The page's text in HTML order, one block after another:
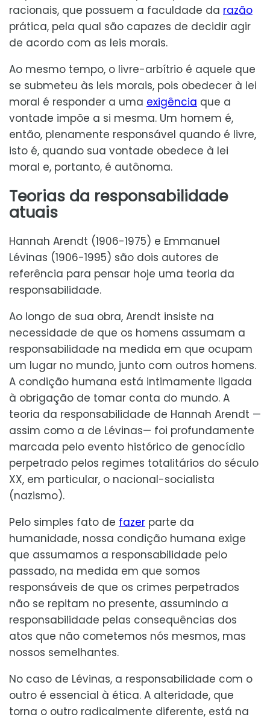
racionais, que possuem a faculdade da razão
prática, pela qual são capazes de decidir agir
de acordo com as leis morais.
Ao mesmo tempo, o livre-arbítrio é aquele que
se submeteu às leis morais, pois obedecer à lei
moral é responder a uma exigência que a
vontade impõe a si mesma. Um homem é,
então, plenamente responsável quando é livre,
isto é, quando sua vontade obedece à lei
moral e, portanto, é autônoma.
Teorias da responsabilidade
atuais
Hannah Arendt (1906-1975) e Emmanuel
Lévinas (1906-1995) são dois autores de
referência para pensar hoje uma teoria da
responsabilidade.
Ao longo de sua obra, Arendt insiste na
necessidade de que os homens assumam a
responsabilidade na medida em que ocupam
um lugar no mundo, junto com outros homens.
A condição humana está intimamente ligada
à obrigação de tomar conta do mundo. A
teoria da responsabilidade de Hannah Arendt —
assim como a de Lévinas— foi profundamente
marcada pelo evento histórico de genocídio
perpetrado pelos regimes totalitários do século
XX, em particular, o nacional-socialista
(nazismo).
Pelo simples fato de fazer parte da
humanidade, nossa condição humana exige
que assumamos a responsabilidade pelo
passado, na medida em que somos
responsáveis de que os crimes perpetrados
não se repitam no presente, assumindo a
responsabilidade pelas consequências dos
atos que não cometemos nós mesmos, mas
nossos semelhantes.
No caso de Lévinas, a responsabilidade com o
outro é essencial à ética. A alteridade, que
torna o outro radicalmente diferente, está na